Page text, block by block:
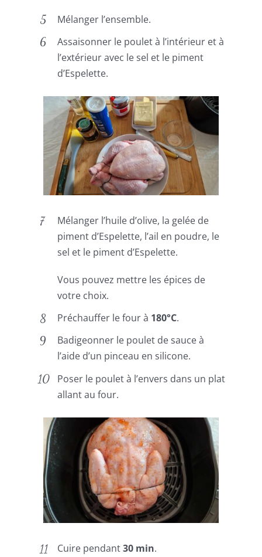
Mélanger l’ensemble.
Assaisonner le poulet à l’intérieur et à
l’extérieur avec le sel et le piment
d’Espelette.
Mélanger l’huile d’olive, la gelée de
piment d’Espelette, l’ail en poudre, le
sel et le piment d’Espelette.
Vous pouvez mettre les épices de
votre choix.
Préchauffer le four à 180°C.
Badigeonner le poulet de sauce à
l’aide d’un pinceau en silicone.
Poser le poulet à l’envers dans un plat
allant au four.
Cuire pendant30 min.